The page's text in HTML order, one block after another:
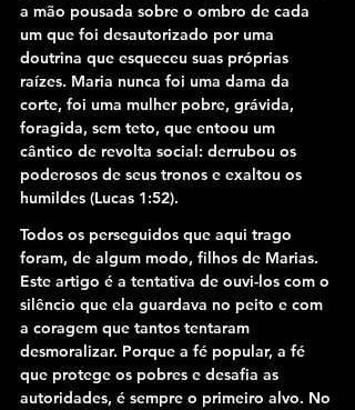
a mão pousada sobre o ombro de cada
um que foi desautorizado por uma
doutrina que esqueceu suas próprias
raízes. Maria nunca foi uma dama da
corte, foi uma mulher pobre, grávida,
foragida, sem teto, que entoou um
cântico de revolta social: derrubou os
poderosos de seus tronos e exaltou os
humildes (Lucas 1:52).
Todos os perseguidos que aqui trago
foram, de algum modo, filhos de Marias.
Este artigo é a tentativa de ouvi-los com o
silêncio que ela guardava no peito e com
a coragem que tantos tentaram
desmoralizar. Porque a fé popular, a fé
que protege os pobres e desafia as
autoridades, é sempre o primeiro alvo. No